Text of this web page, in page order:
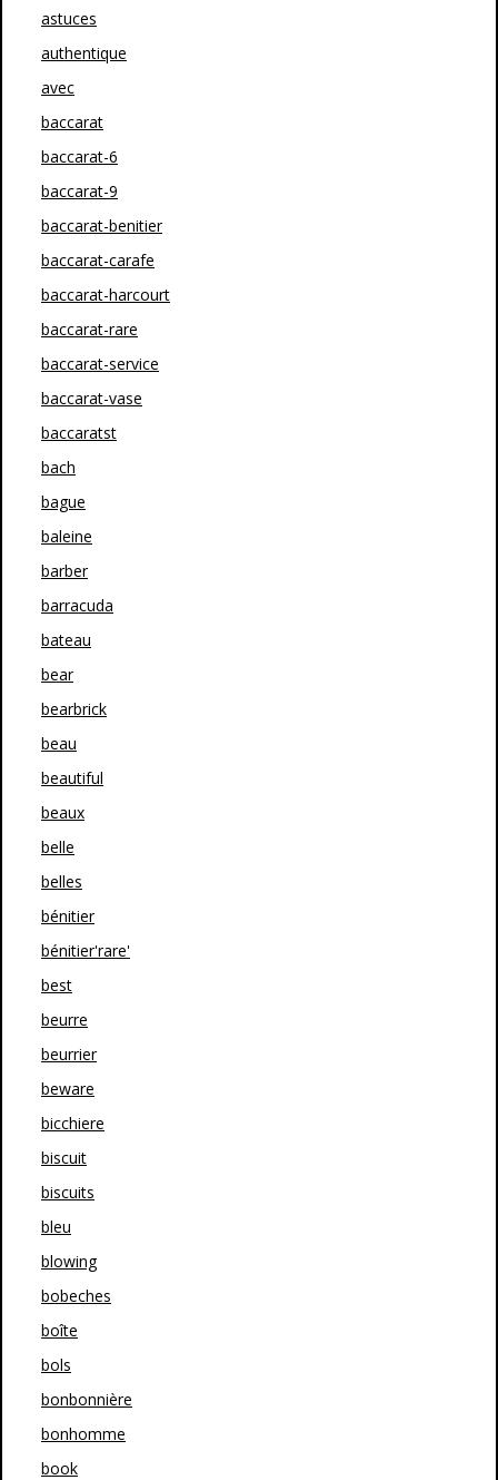
astuces
authentique
avec
baccarat
baccarat-6
baccarat-9
baccarat-benitier
baccarat-carafe
baccarat-harcourt
baccarat-rare
baccarat-service
baccarat-vase
baccaratst
bach
bague
baleine
barber
barracuda
bateau
bear
bearbrick
beau
beautiful
beaux
belle
belles
bénitier
bénitier'rare'
best
beurre
beurrier
beware
bicchiere
biscuit
biscuits
bleu
blowing
bobeches
boîte
bols
bonbonnière
bonhomme
book